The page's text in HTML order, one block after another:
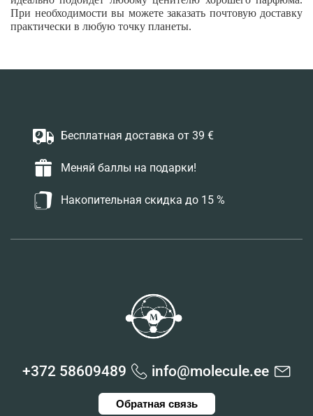
При необходимости вы можете заказать почтовую доставку
практически в любую точку планеты.
Бесплатная доставка от 39 €
Меняй баллы на подарки!
Накопительная скидка до 15 %
+372 58609489 info@molecule.ee
Обратная связь